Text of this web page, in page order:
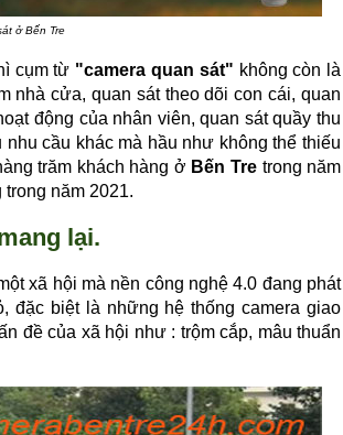
ở Bến Tre
cụm từ "camera quan sát" không còn là
cửa, quan sát theo dõi con cái, quan
động của nhân viên, quan sát quầy thu
cầu khác mà hầu như không thể thiếu
trăm khách hàng ở Bến Tretrong năm
năm 2021.
lại.
xã hội mà nền công nghệ 4.0 đang phát
đặc biệt là những hệ thống camera giao
đề của xã hội như : trộm cắp, mâu thuẩn